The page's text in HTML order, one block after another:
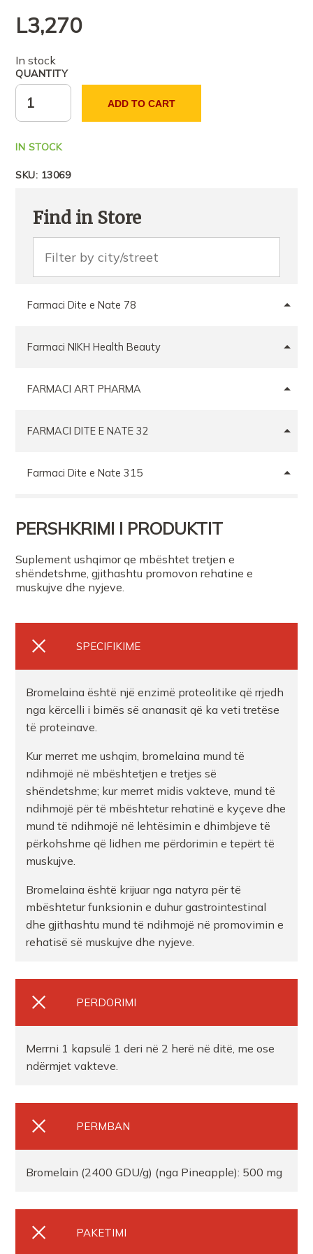
L3,270
In stock
QUANTITY
ADD TO CART
IN STOCK
SKU: 13069
Find in Store
Farmaci Dite e Nate 78
Farmaci NIKH Health Beauty
FARMACI ART PHARMA
FARMACI DITE E NATE 32
Farmaci Dite e Nate 315
FARMACI DITE E NATE 16
FARMACI KSANTI FARMA TIRANE
FARMACI DITE E NATE 3
FARMACI AMOS TR
Farmaci Dite E Nate 306
FARMACI AIDAS FARMA TIRANE
Farmaci Farma Life FGT
FARMACI DITE E NATE 1
FARMACI URGJENCAKO
Farmaci Irida Rapaj
FARMACI XHULIOVLORE
Farmaci Orange farmaci 030
Farmaci NERSI PHARMA
PERSHKRIMI I PRODUKTIT
Suplement ushqimor qe mbështet tretjen e
shëndetshme, gjithashtu promovon rehatine e
muskujve dhe nyjeve.
SPECIFIKIME
Bromelaina është një enzimë proteolitike që rrjedh
nga kërcelli i bimës së ananasit që ka veti tretëse
të proteinave.
Kur merret me ushqim, bromelaina mund të
ndihmojë në mbështetjen e tretjes së
shëndetshme; kur merret midis vakteve, mund të
ndihmojë për të mbështetur rehatinë e kyçeve dhe
mund të ndihmojë në lehtësimin e dhimbjeve të
përkohshme që lidhen me përdorimin e tepërt të
muskujve.
Bromelaina është krijuar nga natyra për të
mbështetur funksionin e duhur gastrointestinal
dhe gjithashtu mund të ndihmojë në promovimin e
rehatisë së muskujve dhe nyjeve.
PERDORIMI
Merrni 1 kapsulë 1 deri në 2 herë në ditë, me ose
ndërmjet vakteve.
PERMBAN
Bromelain (2400 GDU/g) (nga Pineapple): 500 mg
PAKETIMI